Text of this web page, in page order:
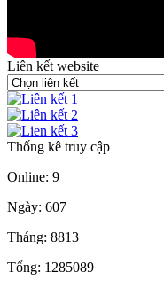
Liên kết website
Thống kê truy cập
Online: 9
Ngày: 607
Tháng: 8813
Tổng: 1285089